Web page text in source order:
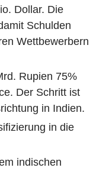
Dollar. Die
Schulden
Wettbewerbern
Rupien 75%
Der Schritt ist
in Indien.
in die
indischen